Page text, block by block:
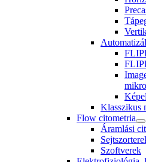
Klasszikus
Flow citometria
Áramlási
Szoftverek